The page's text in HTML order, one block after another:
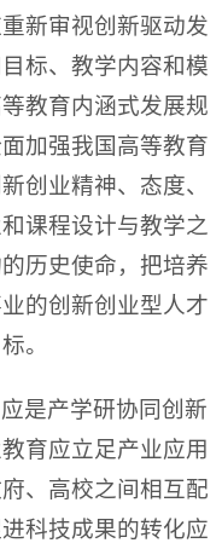
新审视创新驱动发
标、教学内容和模
教育内涵式发展规
加强我国高等教育
创业精神、态度、
课程设计与教学之
历史使命，把培养
的创新创业型人才
。
是产学研协同创新
育应立足产业应用
、高校之间相互配
科技成果的转化应